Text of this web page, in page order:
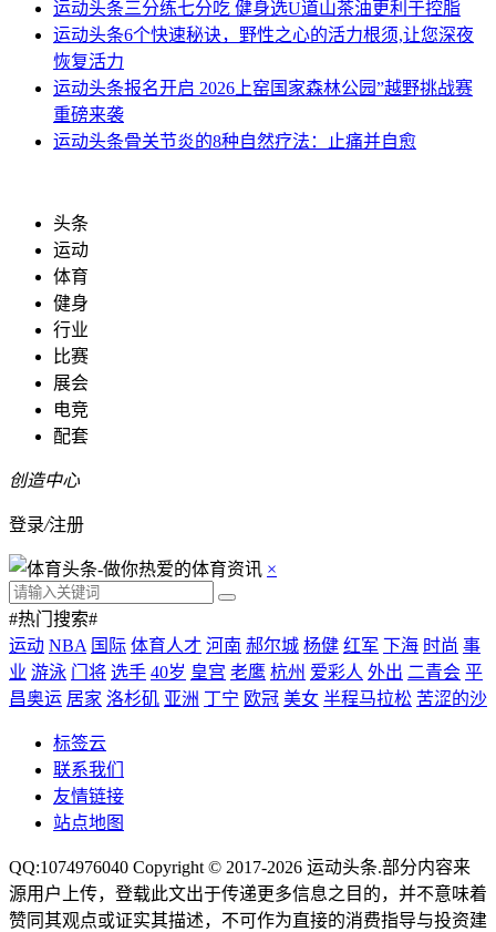
运动头条三分练七分吃 健身选U道山茶油更利于控脂
运动头条6个快速秘诀，野性之心的活力根须,让您深夜
恢复活力
运动头条报名开启 2026上窑国家森林公园”越野挑战赛
重磅来袭
运动头条骨关节炎的8种自然疗法：止痛并自愈
头条
运动
体育
健身
行业
比赛
展会
电竞
配套
创造中心
登录/注册
×
#热门搜索#
运动 NBA 国际 体育人才 河南 郝尔城 杨健 红军 下海 时尚 事
业 游泳 门将 选手 40岁 皇宫 老鹰 杭州 爱彩人 外出 二青会 平
昌奥运 居家 洛杉矶 亚洲 丁宁 欧冠 美女 半程马拉松 苦涩的沙
标签云
联系我们
友情链接
站点地图
QQ:1074976040 Copyright © 2017-2026 运动头条.部分内容来
源用户上传，登载此文出于传递更多信息之目的，并不意味着
赞同其观点或证实其描述，不可作为直接的消费指导与投资建